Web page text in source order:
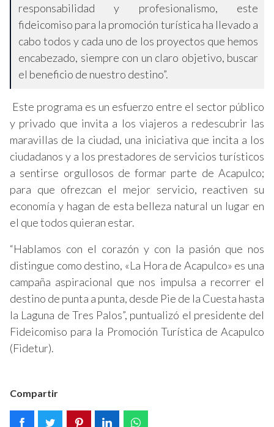
responsabilidad y profesionalismo, este
fideicomiso para la promoción turística ha llevado a
cabo todos y cada uno de los proyectos que hemos
encabezado, siempre con un claro objetivo, buscar
el beneficio de nuestro destino”.
Este programa es un esfuerzo entre el sector público
y privado que invita a los viajeros a redescubrir las
maravillas de la ciudad, una iniciativa que incita a los
ciudadanos y a los prestadores de servicios turísticos
a sentirse orgullosos de formar parte de Acapulco;
para que ofrezcan el mejor servicio, reactiven su
economía y hagan de esta belleza natural un lugar en
el que todos quieran estar.
“Hablamos con el corazón y con la pasión que nos
distingue como destino, «La Hora de Acapulco» es una
campaña aspiracional que nos impulsa a recorrer el
destino de punta a punta, desde Pie de la Cuesta hasta
la Laguna de Tres Palos”, puntualizó el presidente del
Fideicomiso para la Promoción Turística de Acapulco
(Fidetur).
Compartir